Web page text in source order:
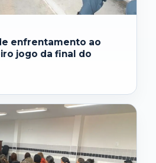
enfrentamento ao
jogo da final do